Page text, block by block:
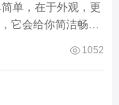
单，在于外观，更
它会给你简洁畅快
1052